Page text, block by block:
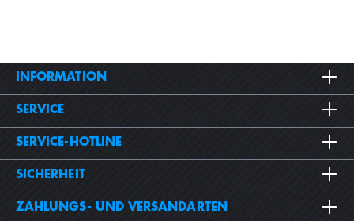
INFORMATION
SERVICE
SERVICE-HOTLINE
SICHERHEIT
ZAHLUNGS- UND VERSANDARTEN